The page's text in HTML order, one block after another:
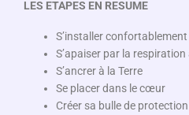
LES ETAPES EN RESUME
S’installer confortablement
S’apaiser par la
S’ancrer à la Terre
Se placer dans le cœur
Créer sa bulle de protection